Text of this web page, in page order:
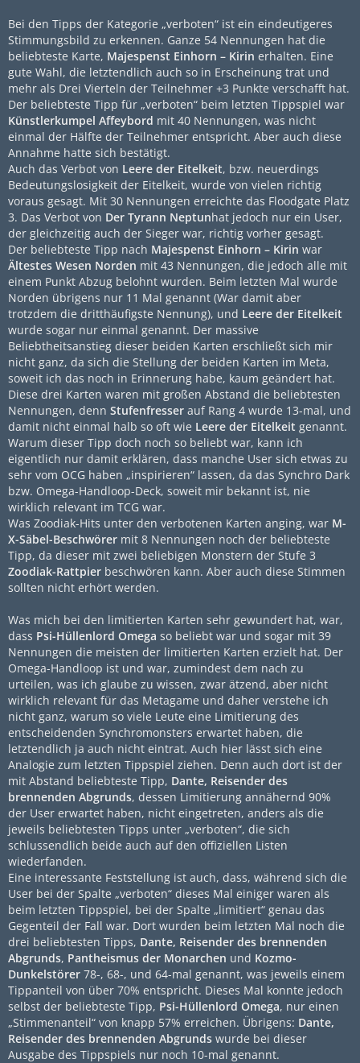
Bei den Tipps der Kategorie „verboten“ ist ein eindeutigeres
Stimmungsbild zu erkennen. Ganze 54 Nennungen hat die
beliebteste Karte, Majespenst Einhorn – Kirin erhalten. Eine
gute Wahl, die letztendlich auch so in Erscheinung trat und
mehr als Drei Vierteln der Teilnehmer +3 Punkte verschafft hat.
Der beliebteste Tipp für „verboten“ beim letzten Tippspiel war
Künstlerkumpel Affeybord mit 40 Nennungen, was nicht
einmal der Hälfte der Teilnehmer entspricht. Aber auch diese
Annahme hatte sich bestätigt.
Auch das Verbot von Leere der Eitelkeit, bzw. neuerdings
Bedeutungslosigkeit der Eitelkeit, wurde von vielen richtig
voraus gesagt. Mit 30 Nennungen erreichte das Floodgate Platz
3. Das Verbot von Der Tyrann Neptunhat jedoch nur ein User,
der gleichzeitig auch der Sieger war, richtig vorher gesagt.
Der beliebteste Tipp nach Majespenst Einhorn – Kirin war
Ältestes Wesen Norden mit 43 Nennungen, die jedoch alle mit
einem Punkt Abzug belohnt wurden. Beim letzten Mal wurde
Norden übrigens nur 11 Mal genannt (War damit aber
trotzdem die dritthäufigste Nennung), und Leere der Eitelkeit
wurde sogar nur einmal genannt. Der massive
Beliebtheitsanstieg dieser beiden Karten erschließt sich mir
nicht ganz, da sich die Stellung der beiden Karten im Meta,
soweit ich das noch in Erinnerung habe, kaum geändert hat.
Diese drei Karten waren mit großen Abstand die beliebtesten
Nennungen, denn Stufenfresser auf Rang 4 wurde 13-mal, und
damit nicht einmal halb so oft wie Leere der Eitelkeit genannt.
Warum dieser Tipp doch noch so beliebt war, kann ich
eigentlich nur damit erklären, dass manche User sich etwas zu
sehr vom OCG haben „inspirieren“ lassen, da das Synchro Dark
bzw. Omega-Handloop-Deck, soweit mir bekannt ist, nie
wirklich relevant im TCG war.
Was Zoodiak-Hits unter den verbotenen Karten anging, war M-
X-Säbel-Beschwörer mit 8 Nennungen noch der beliebteste
Tipp, da dieser mit zwei beliebigen Monstern der Stufe 3
Zoodiak-Rattpier beschwören kann. Aber auch diese Stimmen
sollten nicht erhört werden.
Was mich bei den limitierten Karten sehr gewundert hat, war,
dass Psi-Hüllenlord Omega so beliebt war und sogar mit 39
Nennungen die meisten der limitierten Karten erzielt hat. Der
Omega-Handloop ist und war, zumindest dem nach zu
urteilen, was ich glaube zu wissen, zwar ätzend, aber nicht
wirklich relevant für das Metagame und daher verstehe ich
nicht ganz, warum so viele Leute eine Limitierung des
entscheidenden Synchromonsters erwartet haben, die
letztendlich ja auch nicht eintrat. Auch hier lässt sich eine
Analogie zum letzten Tippspiel ziehen. Denn auch dort ist der
mit Abstand beliebteste Tipp, Dante, Reisender des
brennenden Abgrunds, dessen Limitierung annähernd 90%
der User erwartet haben, nicht eingetreten, anders als die
jeweils beliebtesten Tipps unter „verboten“, die sich
schlussendlich beide auch auf den offiziellen Listen
wiederfanden.
Eine interessante Feststellung ist auch, dass, während sich die
User bei der Spalte „verboten“ dieses Mal einiger waren als
beim letzten Tippspiel, bei der Spalte „limitiert“ genau das
Gegenteil der Fall war. Dort wurden beim letzten Mal noch die
drei beliebtesten Tipps, Dante, Reisender des brennenden
Abgrunds, Pantheismus der Monarchen und Kozmo-
Dunkelstörer 78-, 68-, und 64-mal genannt, was jeweils einem
Tippanteil von über 70% entspricht. Dieses Mal konnte jedoch
selbst der beliebteste Tipp, Psi-Hüllenlord Omega, nur einen
„Stimmenanteil“ von knapp 57% erreichen. Übrigens: Dante,
Reisender des brennenden Abgrunds wurde bei dieser
Ausgabe des Tippspiels nur noch 10-mal genannt.